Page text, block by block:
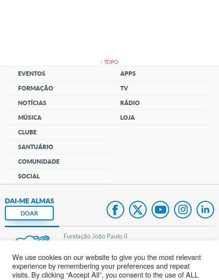
↑ TOPO
EVENTOS
FORMAÇÃO
NOTÍCIAS
MÚSICA
CLUBE
SANTUÁRIO
COMUNIDADE
SOCIAL
APPS
TV
RÁDIO
LOJA
DAI-ME ALMAS
DOAR
Fundação João Paulo II
Pedido de Oração
Mapa do site
We use cookies on our website to give you the most relevant
experience by remembering your preferences and repeat
visits. By clicking “Accept All”, you consent to the use of ALL